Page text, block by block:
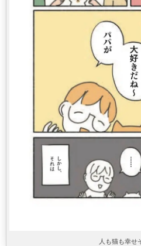
人も猫も幸せ